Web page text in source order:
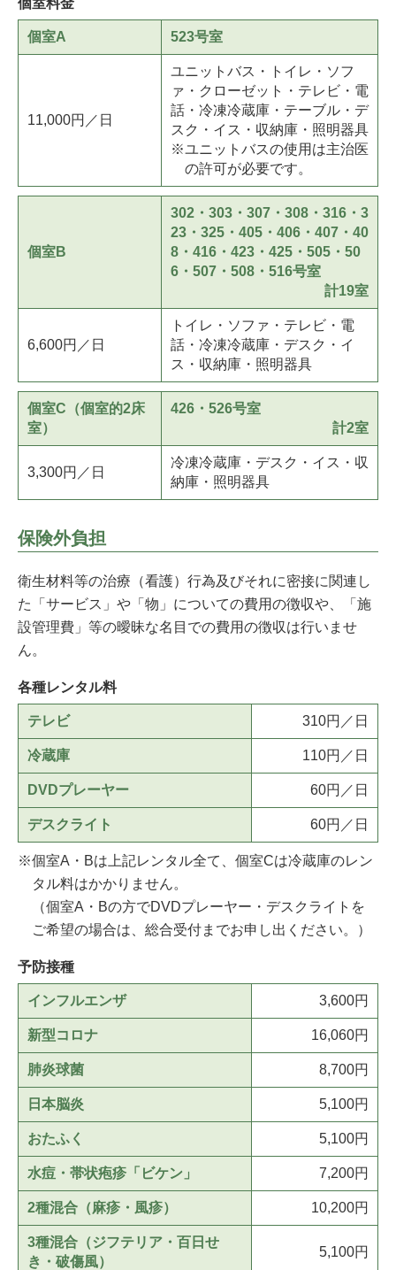
個室A 523号室
11,000円／日
ユニットバス・トイレ・ソフ
ァ・クローゼット・テレビ・電
話・冷凍冷蔵庫・テーブル・デ
スク・イス・収納庫・照明器具
ユニットバスの使用は主治医
の許可が必要です。
個室B
302・303・307・308・316・3
23・325・405・406・407・40
8・416・423・425・505・50
6・507・508・516号室
計19室
6,600円／日
トイレ・ソファ・テレビ・電
話・冷凍冷蔵庫・デスク・イ
ス・収納庫・照明器具
個室C（個室的2床
室）
426・526号室
計2室
3,300円／日
冷凍冷蔵庫・デスク・イス・収
納庫・照明器具
保険外負担
衛生材料等の治療（看護）行為及びそれに密接に関連し
た「サービス」や「物」についての費用の徴収や、「施
設管理費」等の曖昧な名目での費用の徴収は行いませ
ん。
各種レンタル料
テレビ 310円／日
冷蔵庫 110円／日
DVDプレーヤー 60円／日
デスクライト 60円／日
個室A・Bは上記レンタル全て、個室Cは冷蔵庫のレン
タル料はかかりません。
（個室A・Bの方でDVDプレーヤー・デスクライトを
ご希望の場合は、総合受付までお申し出ください。）
予防接種
インフルエンザ 3,600円
新型コロナ 16,060円
肺炎球菌 8,700円
日本脳炎 5,100円
おたふく 5,100円
水痘・帯状疱疹「ビケン」 7,200円
2種混合（麻疹・風疹） 10,200円
3種混合（ジフテリア・百日せ
き・破傷風）
5,100円